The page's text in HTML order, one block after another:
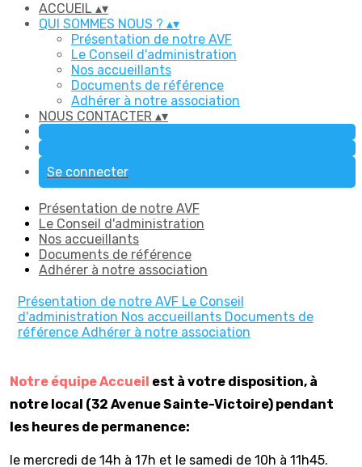
ACCUEIL ▴▾
QUI SOMMES NOUS ? ▴▾
Présentation de notre AVF
Le Conseil d'administration
Nos accueillants
Documents de référence
Adhérer à notre association
NOUS CONTACTER ▴▾
Se connecter
Présentation de notre AVF
Le Conseil d'administration
Nos accueillants
Documents de référence
Adhérer à notre association
Présentation de notre AVF Le Conseil
d'administration Nos accueillants Documents de
référence Adhérer à notre association
Notre équipe Accueil est à votre disposition, à
notre local (32 Avenue Sainte-Victoire) pendant
les heures de permanence:
le mercredi de 14h à 17h et le samedi de 10h à 11h45.